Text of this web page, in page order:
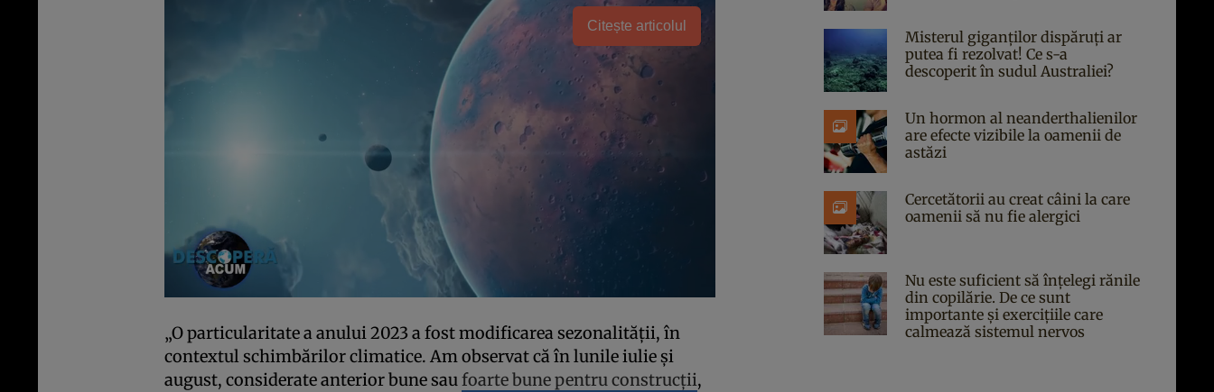
Citește articolul
„O particularitate a anului 2023 a fost modificarea sezonalităţii, în
contextul schim­bă­rilor climatice. Am observat că în lunile iulie şi
august, considerate anterior bune saufoarte bune pentru construcţii,
Misterul giganților dispăruți ar
putea fi rezolvat! Ce s-a
descoperit în sudul Australiei?
Un hormon al neanderthalienilor
are efecte vizibile la oamenii de
astăzi
Cercetătorii au creat câini la care
oamenii să nu fie alergici
Nu este suficient să înțelegi rănile
din copilărie. De ce sunt
importante și exercițiile care
calmează sistemul nervos